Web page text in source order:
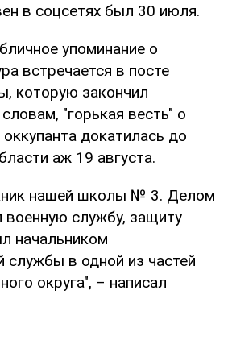
в соцсетях был 30 июля.
упоминание о
встречается в посте
которую закончил
"горькая весть" о
докатилась до
аж 19 августа.
нашей школы № 3. Делом
службу, защиту
начальником
службы в одной из частей
округа", – написал